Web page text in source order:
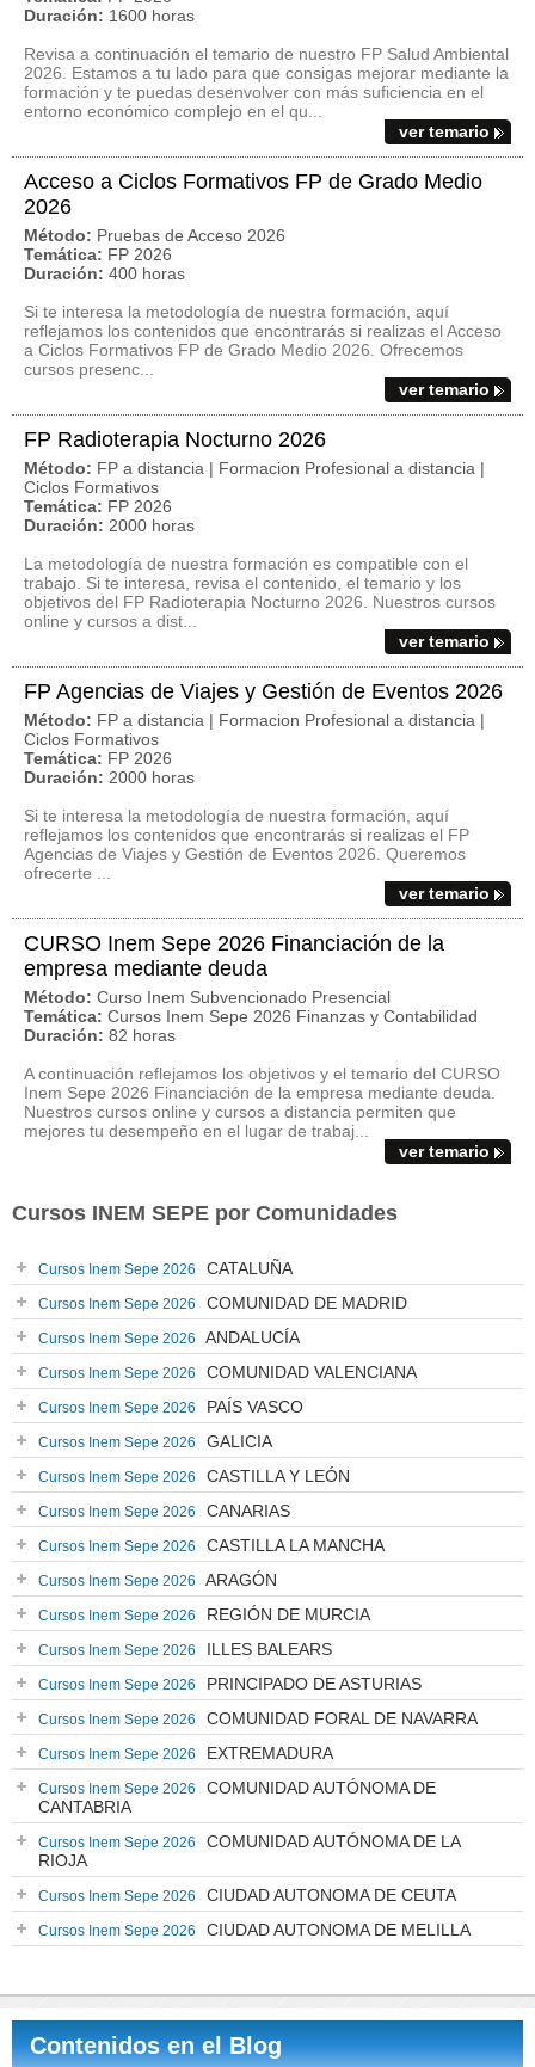
Duración: 1600 horas
Revisa a continuación el temario de nuestro FP Salud Ambiental
2026. Estamos a tu lado para que consigas mejorar mediante la
formación y te puedas desenvolver con más suficiencia en el
entorno económico complejo en el qu...
ver temario
Acceso a Ciclos Formativos FP de Grado Medio
2026
Método: Pruebas de Acceso 2026
Temática: FP 2026
Duración: 400 horas
Si te interesa la metodología de nuestra formación, aquí
reflejamos los contenidos que encontrarás si realizas el Acceso
a Ciclos Formativos FP de Grado Medio 2026. Ofrecemos
cursos presenc...
ver temario
FP Radioterapia Nocturno 2026
Método: FP a distancia | Formacion Profesional a distancia |
Ciclos Formativos
Temática: FP 2026
Duración: 2000 horas
La metodología de nuestra formación es compatible con el
trabajo. Si te interesa, revisa el contenido, el temario y los
objetivos del FP Radioterapia Nocturno 2026. Nuestros cursos
online y cursos a dist...
ver temario
FP Agencias de Viajes y Gestión de Eventos 2026
Método: FP a distancia | Formacion Profesional a distancia |
Ciclos Formativos
Temática: FP 2026
Duración: 2000 horas
Si te interesa la metodología de nuestra formación, aquí
reflejamos los contenidos que encontrarás si realizas el FP
Agencias de Viajes y Gestión de Eventos 2026. Queremos
ofrecerte ...
ver temario
CURSO Inem Sepe 2026 Financiación de la
empresa mediante deuda
Método: Curso Inem Subvencionado Presencial
Temática: Cursos Inem Sepe 2026 Finanzas y Contabilidad
Duración: 82 horas
A continuación reflejamos los objetivos y el temario del CURSO
Inem Sepe 2026 Financiación de la empresa mediante deuda.
Nuestros cursos online y cursos a distancia permiten que
mejores tu desempeño en el lugar de trabaj...
ver temario
Cursos INEM SEPE por Comunidades
Cursos Inem Sepe 2026 CATALUÑA
Cursos Inem Sepe 2026 COMUNIDAD DE MADRID
Cursos Inem Sepe 2026 ANDALUCÍA
Cursos Inem Sepe 2026 COMUNIDAD VALENCIANA
Cursos Inem Sepe 2026 PAÍS VASCO
Cursos Inem Sepe 2026 GALICIA
Cursos Inem Sepe 2026 CASTILLA Y LEÓN
Cursos Inem Sepe 2026 CANARIAS
Cursos Inem Sepe 2026 CASTILLA LA MANCHA
Cursos Inem Sepe 2026 ARAGÓN
Cursos Inem Sepe 2026 REGIÓN DE MURCIA
Cursos Inem Sepe 2026 ILLES BALEARS
Cursos Inem Sepe 2026 PRINCIPADO DE ASTURIAS
Cursos Inem Sepe 2026 COMUNIDAD FORAL DE NAVARRA
Cursos Inem Sepe 2026 EXTREMADURA
Cursos Inem Sepe 2026
COMUNIDAD AUTÓNOMA DE
CANTABRIA
Cursos Inem Sepe 2026
COMUNIDAD AUTÓNOMA DE LA
RIOJA
Cursos Inem Sepe 2026 CIUDAD AUTONOMA DE CEUTA
Cursos Inem Sepe 2026 CIUDAD AUTONOMA DE MELILLA
Contenidos en el Blog